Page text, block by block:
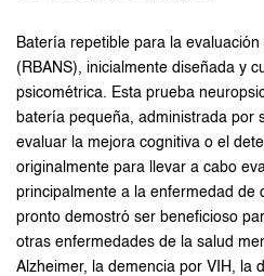
Batería repetible para la
(RBANS), inicialmente diseñada y
psicométrica. Esta prueba
batería pequeña, administrada por
evaluar la mejora cognitiva o el
originalmente para llevar a cabo
principalmente a la enfermedad de
pronto demostró ser beneficioso
otras enfermedades de la salud
Alzheimer, la demencia por VIH, la